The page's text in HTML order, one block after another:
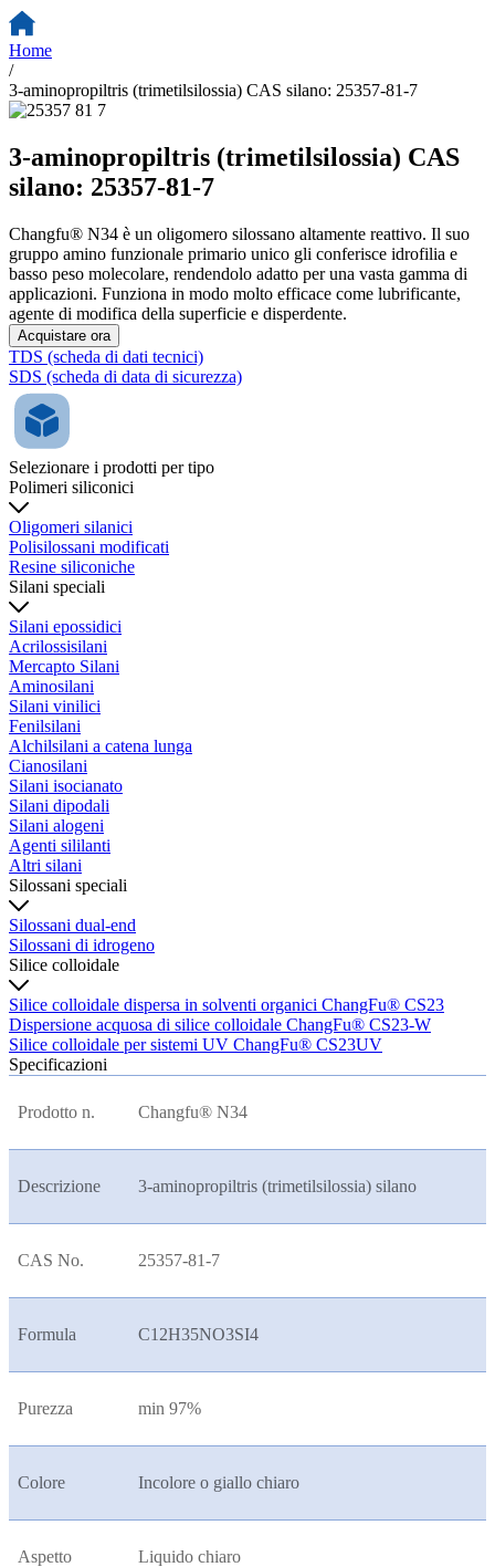
Home
/
3-aminopropiltris (trimetilsilossia) CAS silano: 25357-81-7
3-aminopropiltris (trimetilsilossia) CAS
silano: 25357-81-7
Changfu® N34 è un oligomero silossano altamente reattivo. Il suo
gruppo amino funzionale primario unico gli conferisce idrofilia e
basso peso molecolare, rendendolo adatto per una vasta gamma di
applicazioni. Funziona in modo molto efficace come lubrificante,
agente di modifica della superficie e disperdente.
Acquistare ora
TDS (scheda di dati tecnici)
SDS (scheda di data di sicurezza)
Selezionare i prodotti per tipo
Polimeri siliconici
Oligomeri silanici
Polisilossani modificati
Resine siliconiche
Silani speciali
Silani epossidici
Acrilossisilani
Mercapto Silani
Aminosilani
Silani vinilici
Fenilsilani
Alchilsilani a catena lunga
Cianosilani
Silani isocianato
Silani dipodali
Silani alogeni
Agenti sililanti
Altri silani
Silossani speciali
Silossani dual-end
Silossani di idrogeno
Silice colloidale
Silice colloidale dispersa in solventi organici ChangFu® CS23
Dispersione acquosa di silice colloidale ChangFu® CS23-W
Silice colloidale per sistemi UV ChangFu® CS23UV
Specificazioni
Prodotto n. Changfu® N34
Descrizione 3-aminopropiltris (trimetilsilossia) silano
CAS No. 25357-81-7
Formula C12H35NO3SI4
Purezza min 97%
Colore Incolore o giallo chiaro
Aspetto Liquido chiaro